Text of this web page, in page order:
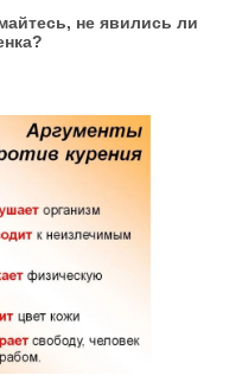
не явились ли